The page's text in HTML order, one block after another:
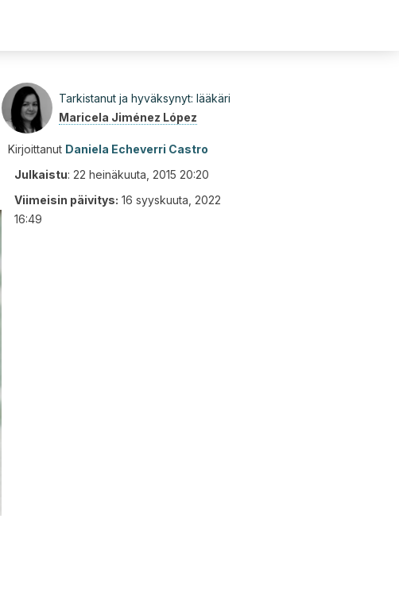
Tarkistanut ja hyväksynyt: lääkäri
Maricela Jiménez López
Kirjoittanut Daniela Echeverri Castro
Julkaistu: 22 heinäkuuta, 2015 20:20
Viimeisin päivitys: 16 syyskuuta, 2022
16:49